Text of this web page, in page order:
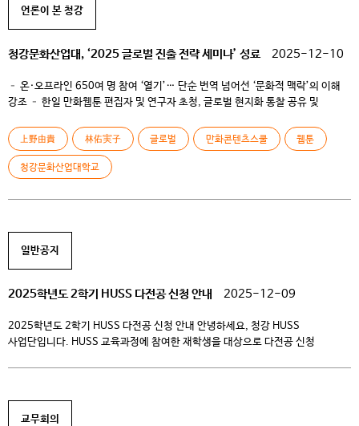
언론이 본 청강
청강문화산업대, ‘2025 글로벌 진출 전략 세미나’ 성료 2025-12-10
– 온·오프라인 650여 명 참여 ‘열기’… 단순 번역 넘어선 ‘문화적 맥락’의 이해
강조 – 한일 만화웹툰 편집자 및 연구자 초청, 글로벌 현지화 통찰 공유 및
복합문화공간 111CM에서 개최한 ‘2025 만화·웹툰 작가를 위한 글로벌 진출
전략 세미나’를 성황리에 마쳤다고 밝혔다. 이번 세미나는 일본 웹툰 시장 진출을
희망하는 창작자들에게 […]
上野由貴 林佑実子 글로벌 만화콘텐츠스쿨 웹툰
청강문화산업대학교
일반공지
2025학년도 2학기 HUSS 다전공 신청 안내 2025-12-09
2025학년도 2학기 HUSS 다전공 신청 안내 안녕하세요, 청강 HUSS
사업단입니다. HUSS 교육과정에 참여한 재학생을 대상으로 다전공 신청
교무회의